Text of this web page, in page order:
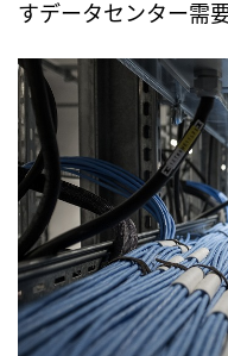
すデータセンター需